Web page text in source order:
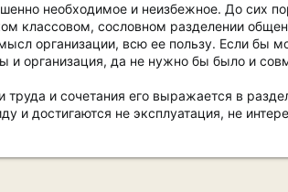
необходимое и неизбежное. До сих
классовом, сословном разделении
организации, всю ее пользу. Если бы
и организация, да не нужно бы было и
труда и сочетания его выражается в
и достигаются не эксплуатация, не